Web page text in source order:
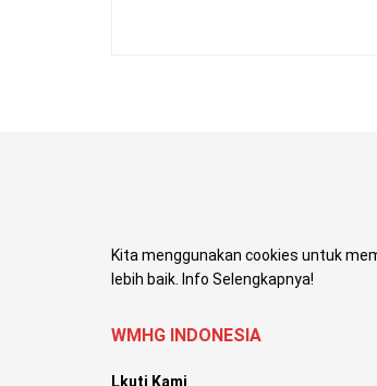
Kita menggunakan cookies untuk
lebih baik. Info Selengkapnya!
WMHG INDONESIA
Lkuti Kami